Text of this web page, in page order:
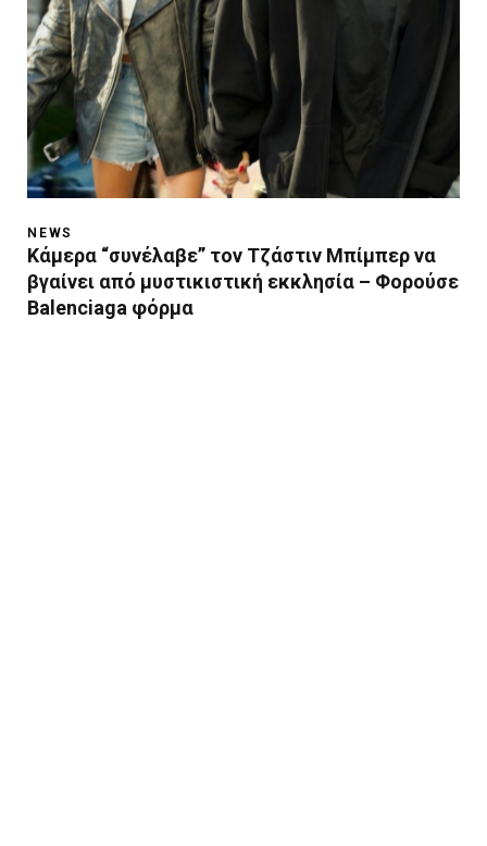
NEWS
Kάμερα “συνέλαβε” τον Τζάστιν Μπίμπερ να
βγαίνει από μυστικιστική εκκλησία – Φορούσε
Balenciaga φόρμα